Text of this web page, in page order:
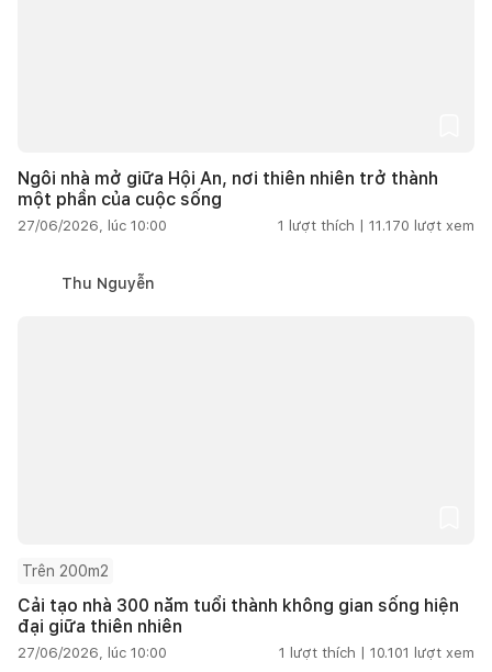
Ngôi nhà mở giữa Hội An, nơi thiên nhiên trở thành
một phần của cuộc sống
27/06/2026, lúc 10:00 1 lượt thích | 11.170 lượt xem
Thu Nguyễn
Trên 200m2
Cải tạo nhà 300 năm tuổi thành không gian sống hiện
đại giữa thiên nhiên
27/06/2026, lúc 10:00 1 lượt thích | 10.101 lượt xem